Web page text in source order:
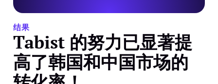
结果
Tabist 的努力已显著提
高了韩国和中国市场的